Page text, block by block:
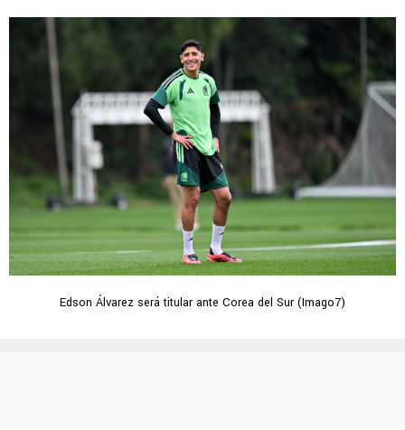
Edson Álvarez será titular ante Corea del Sur (Imago7)